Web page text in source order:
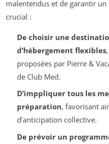
malentendus et de garantir
crucial :
De choisir une
d’hébergement flexibles
proposées par Pierre &
de Club Med.
D’imppliquer tous les
préparation, favorisant
d’anticipation collective.
De prévoir un